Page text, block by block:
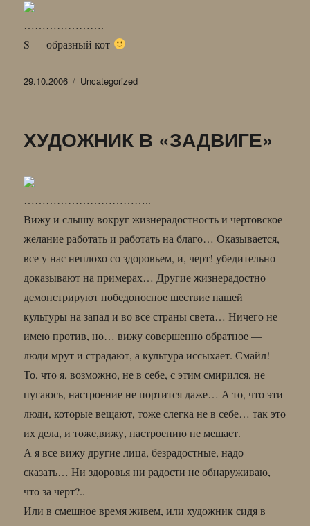
………………….
S — образный кот
Опубликовано
29.10.2006 Рубрики
Uncategorized
ХУДОЖНИК В «ЗАДВИГЕ»
……………………………..
Вижу и слышу вокруг жизнерадостность и чертовское
желание работать и работать на благо… Оказывается,
все у нас неплохо со здоровьем, и, черт! убедительно
доказывают на примерах… Другие жизнерадостно
демонстрируют победоносное шествие нашей
культуры на запад и во все страны света… Ничего не
имею против, но… вижу совершенно обратное —
люди мрут и страдают, а культура иссыхает. Смайл!
То, что я, возможно, не в себе, с этим смирился, не
пугаюсь, настроение не портится даже… А то, что эти
люди, которые вещают, тоже слегка не в себе… так это
их дела, и тоже,вижу, настроению не мешает.
А я все вижу другие лица, безрадостные, надо
сказать… Ни здоровья ни радости не обнаруживаю,
что за черт?..
Или в смешное время живем, или художник сидя в